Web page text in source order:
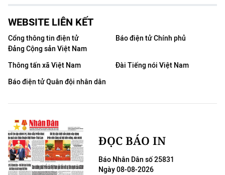
WEBSITE LIÊN KẾT
Cổng thông tin điện tử
Đảng Cộng sản Việt Nam
Báo điện tử Chính phủ
Thông tấn xã Việt Nam
Đài Tiếng nói Việt Nam
Báo điện tử Quân đội nhân dân
ĐỌC BÁO IN
Báo Nhân Dân số 25831
Ngày 08-08-2026